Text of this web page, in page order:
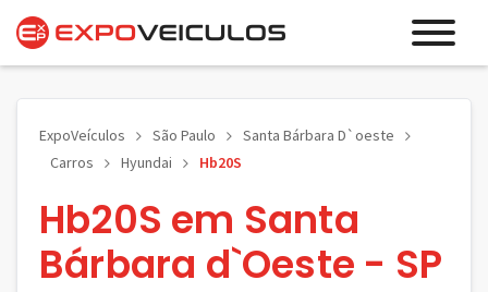
ExpoVeículos São Paulo
Santa Bárbara D`oeste
Carros
Hyundai Hb20S
Hb20S em Santa
Bárbara d`Oeste - SP